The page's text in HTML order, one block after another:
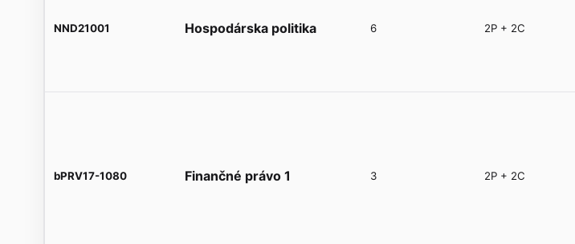
NND21001 Hospodárska politika 6 2P + 2C
bPRV17-1080 Finančné právo 1 3 2P + 2C